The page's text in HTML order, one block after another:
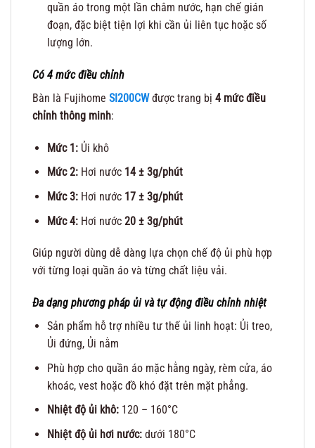
quần áo trong một lần châm nước, hạn chế gián
đoạn, đặc biệt tiện lợi khi cần ủi liên tục hoặc số
lượng lớn.
Có 4 mức điều chỉnh
Bàn là Fujihome SI200CWđược trang bị 4 mức điều
chỉnh thông minh:
Mức 1:Ủi khô
Mức 2:Hơi nước 14 ± 3g/phút
Mức 3:Hơi nước 17 ± 3g/phút
Mức 4:Hơi nước 20 ± 3g/phút
Giúp người dùng dễ dàng lựa chọn chế độ ủi phù hợp
với từng loại quần áo và từng chất liệu vải.
Đa dạng phương pháp ủi và tự động điều chỉnh nhiệt
Sản phẩm hỗ trợ nhiều tư thế ủi linh hoạt: Ủi treo,
Ủi đứng, Ủi nằm
Phù hợp cho quần áo mặc hằng ngày, rèm cửa, áo
khoác, vest hoặc đồ khó đặt trên mặt phẳng.
Nhiệt độ ủi khô:120 – 160°C
Nhiệt độ ủi hơi nước:dưới 180°C